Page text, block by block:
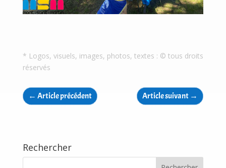
* Logos, visuels, images, photos, textes : © tous droits
réservés
← Article précédent Article suivant →
Rechercher